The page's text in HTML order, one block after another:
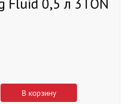
Fluid 0,5 л 3TON
В корзину